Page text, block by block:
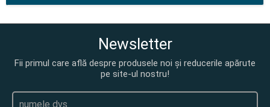
Newsletter
Fii primul care află despre produsele noi și reducerile apărute
pe site-ul nostru!